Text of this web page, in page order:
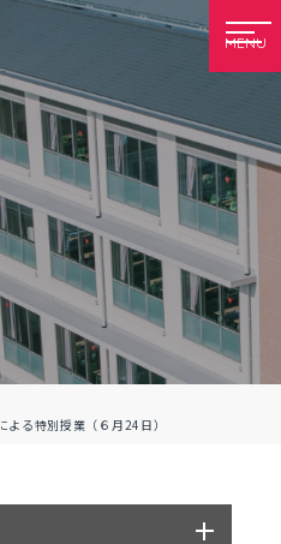
MENU
よる特別授業（６⽉24⽇）